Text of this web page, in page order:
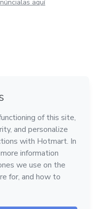
aquí